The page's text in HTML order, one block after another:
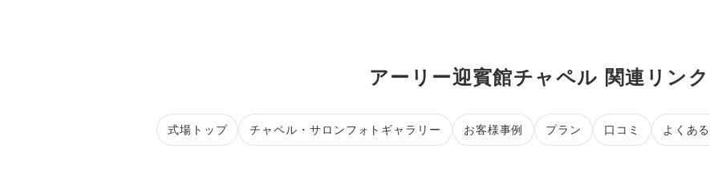
アーリー迎賓館チャペル 関連リンク
式場トップ チャペル・サロンフォトギャラリー お客様事例 プラン 口コミ よくあ